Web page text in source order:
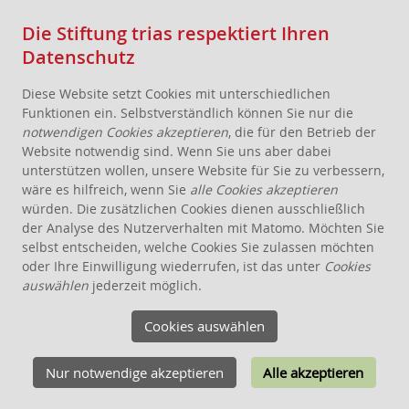
AKTUELLES
STIFTUNG
THEMEN
ANGEBOTE FÜR WOHNPROJEKTE
WISSEN
KONTAKT
Die Stiftung trias respektiert Ihren
Datenschutz
Diese Website setzt Cookies mit unterschiedlichen
Funktionen ein. Selbstverständlich können Sie nur die
notwendigen Cookies akzeptieren, die für den Betrieb der
Website notwendig sind. Wenn Sie uns aber dabei
unterstützen wollen, unsere Website für Sie zu verbessern,
wäre es hilfreich, wenn Sie alle Cookies akzeptieren
würden. Die zusätzlichen Cookies dienen ausschließlich
der Analyse des Nutzerverhalten mit Matomo. Möchten Sie
selbst entscheiden, welche Cookies Sie zulassen möchten
oder Ihre Einwilligung wiederrufen, ist das unter Cookies
auswählen jederzeit möglich.
Cookies auswählen
Nur notwendige akzeptieren Alle akzeptieren